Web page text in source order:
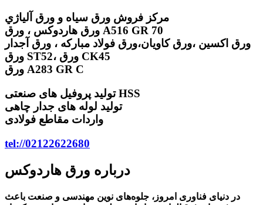
مركز فروش ورق سياه و ورق آلياژي
ورق هاردوکس ، ورق A516 GR 70
ورق اكسين ،ورق كاويان،ورق فولاد مباركه ، ورق آجدار
ورق ST52، ورق CK45
ورق A283 GR C
تولید پروفیل های صنعتی HSS
تولید لوله های جدار چاهی
واردات مقاطع فولادی
tel://02122622680
درباره ورق هاردوکس
در دنیای فناوری امروز، جلوه‌های نوین مهندسی و صنعت باعث